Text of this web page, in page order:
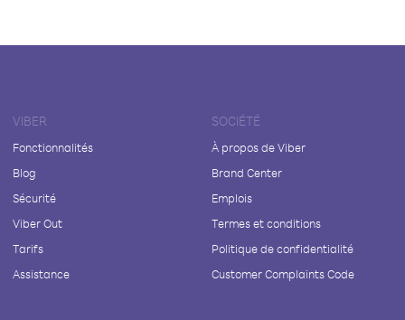
VIBER
Fonctionnalités
Blog
Sécurité
Viber Out
Tarifs
Assistance
SOCIÉTÉ
À propos de Viber
Brand Center
Emplois
Termes et conditions
Politique de confidentialité
Customer Complaints Code